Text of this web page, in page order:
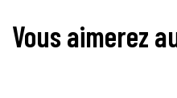
Vous aimerez